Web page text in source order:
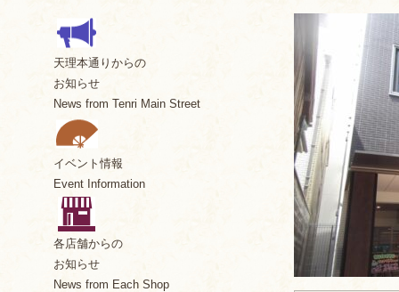
天理本通りからの
お知らせ
News from Tenri Main Street
イベント情報
Event Information
各店舗からの
お知らせ
News from Each Shop